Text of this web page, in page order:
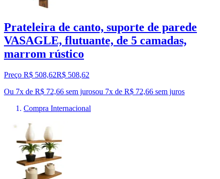
Prateleira de canto, suporte de parede
VASAGLE, flutuante, de 5 camadas,
marrom rústico
Preço R$ 508,62R$ 508,62
Ou 7x de R$ 72,66 sem jurosou 7x de R$ 72,66 sem juros
Compra Internacional